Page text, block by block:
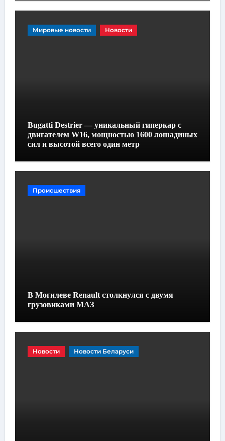
Мировые новости Новости
Bugatti Destrier — уникальный гиперкар с
двигателем W16, мощностью 1600 лошадиных
сил и высотой всего один метр
Происшествия
В Могилеве Renault столкнулся с двумя
грузовиками МАЗ
Новости Новости Беларуси